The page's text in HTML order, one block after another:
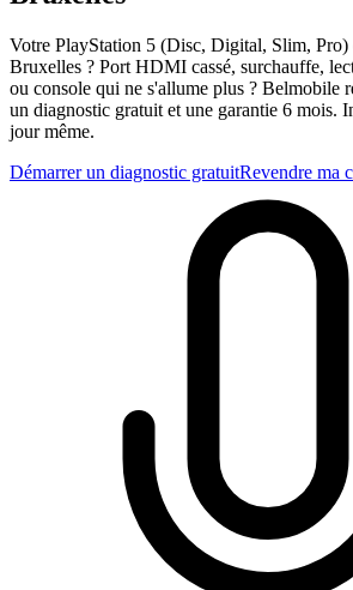
Votre PlayStation 5 (Disc, Digital, Slim, Pro)
Bruxelles ? Port HDMI cassé, surchauffe,
ou console qui ne s'allume plus ? Belmobile
un diagnostic gratuit et une garantie 6 mois.
jour même.
Démarrer un diagnostic gratuitRevendre ma